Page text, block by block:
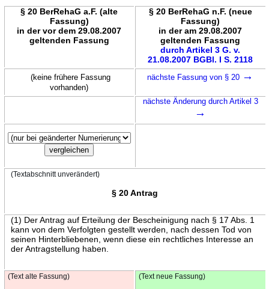
§ 20 BerRehaG a.F. (alte
Fassung)
in der vor dem 29.08.2007
geltenden Fassung
§ 20 BerRehaG n.F. (neue
Fassung)
in der am 29.08.2007
geltenden Fassung
durch Artikel 3 G. v.
21.08.2007 BGBl. I S. 2118
(keine frühere Fassung
vorhanden)
nächste Fassung von § 20 →
nächste Änderung durch Artikel 3
→
(Textabschnitt unverändert)
§ 20 Antrag
(1) Der Antrag auf Erteilung der Bescheinigung nach § 17 Abs. 1
kann von dem Verfolgten gestellt werden, nach dessen Tod von
seinen Hinterbliebenen, wenn diese ein rechtliches Interesse an
der Antragstellung haben.
(Text alte Fassung) (Text neue Fassung)